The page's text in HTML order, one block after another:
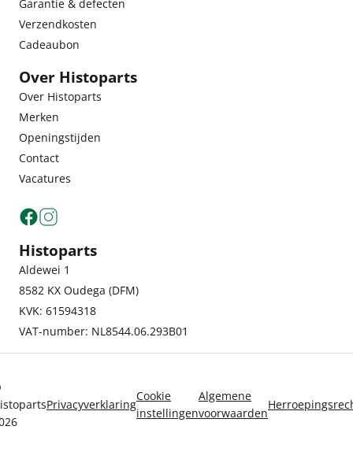
Garantie & defecten
Verzendkosten
Cadeaubon
Over Histoparts
Over Histoparts
Merken
Openingstijden
Contact
Vacatures
Histoparts
Aldewei 1
8582 KX Oudega (DFM)
KVK: 61594318
VAT-number: NL8544.06.293B01
Privacyverklaring
Cookie
instellingen
Algemene
voorwaarden